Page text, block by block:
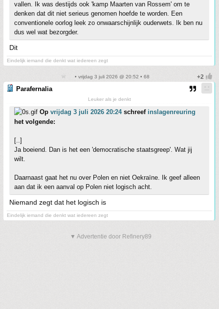
vallen. Ik was destijds ook 'kamp Maarten van Rossem' om te
denken dat dit niet serieus genomen hoefde te worden. Een
conventionele oorlog leek zo onwaarschijnlijk ouderwets. Ik ben nu
dus wel wat bezorgder.
Dit
Eindelijk iemand die denkt wat iedereen zegt
• vrijdag 3 juli 2026 @ 20:52 • 68
Parafernalia
Leuker als je denkt
Op vrijdag 3 juli 2026 20:24schreef inslagenreuring
het volgende:
[..]
Ja boeiend. Dan is het een 'democratische staatsgreep'. Wat jij
wilt.
Daarnaast gaat het nu over Polen en niet Oekraïne. Ik geef alleen
aan dat ik een aanval op Polen niet logisch acht.
Niemand zegt dat het logisch is
Eindelijk iemand die denkt wat iedereen zegt
▼ Advertentie door Refinery89